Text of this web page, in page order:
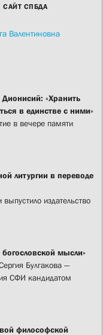
САЙТ СПБДА
Валентиновна
«Хранить
в единстве с ними»
в вечере памяти
литургии в переводе
издательство
мысли»
Булгакова —
СФИ кандидатом
философской